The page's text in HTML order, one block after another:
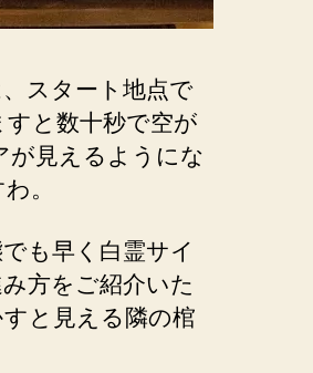
スタート地点で
と数十秒で空が
が見えるようにな
。
も早く白霊サイ
方をご紹介いた
と見える隣の棺